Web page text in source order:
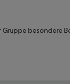
besondere